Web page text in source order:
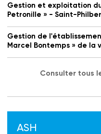
Gestion et exploitation
Petronille » - Saint-
Gestion de
Marcel Bontemps » de la
Consulter tous
ASH